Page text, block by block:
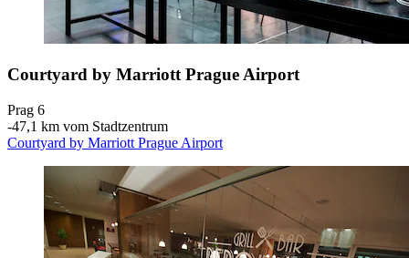
Courtyard by Marriott Prague Airport
Prag 6
‐47,1 km vom Stadtzentrum
Courtyard by Marriott Prague Airport